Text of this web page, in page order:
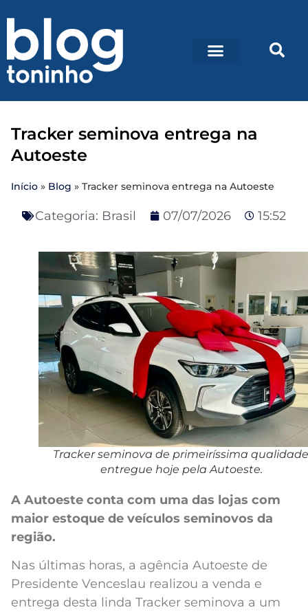
Tracker seminova entrega na
Autoeste
Início » Blog » Tracker seminova entrega na Autoeste
Categoria: Brasil 07/07/2026 15:52
Tracker seminova de primeiríssima
entregue hoje pela Autoeste.
A Autoeste conta com uma das lojas com
maior estoque de veículos seminovos da
região.
Nas últimas horas, a agência Autoeste de
Presidente Venceslau realizou a venda e
entrega desta linda Tracker seminova a um